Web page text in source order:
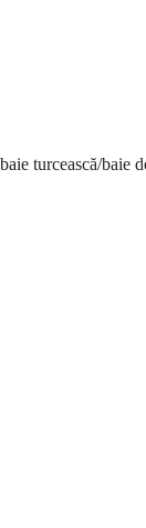
turcească/baie